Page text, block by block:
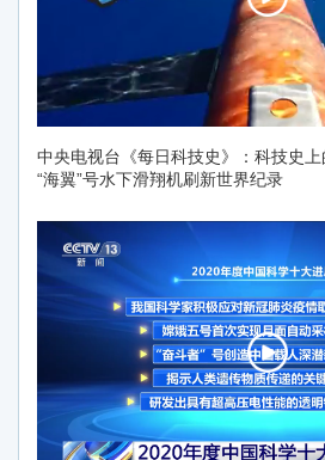
中央电视台《每日科技史》：科技史
“海翼”号水下滑翔机刷新世界纪录